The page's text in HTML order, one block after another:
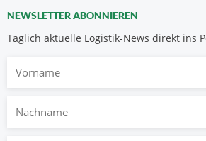
NEWSLETTER ABONNIEREN
Täglich aktuelle Logistik-News direkt ins
Nachname